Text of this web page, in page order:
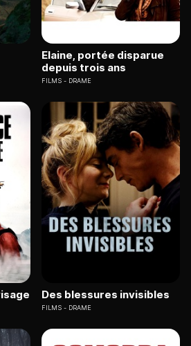
Elaine, portée disparue
depuis trois ans
FILMS DRAME
Des blessures invisibles
FILMS DRAME